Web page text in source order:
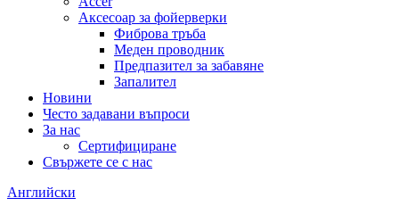
Аксесоар за фойерверки
Фиброва тръба
Меден проводник
Предпазител за забавяне
Запалител
Новини
Често задавани въпроси
За нас
Сертифициране
Свържете се с нас
Английски